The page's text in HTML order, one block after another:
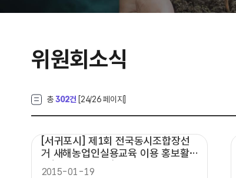
위원회소식
총302건 [24/26 페이지]
[서귀포시] 제1회 전국동시조합장선
거 새해농업인실용교육 이용 홍보활
동(두번째 이야기)
2015-01-19